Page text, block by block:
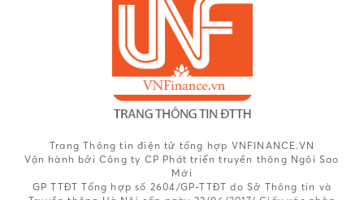
Trang Thông tin điện tử tổng hợp VNFINANCE.VN
Vận hành bởi Công ty CP Phát triển truyền thông Ngôi Sao
Mới
GP TTĐT Tổng hợp số 2604/GP-TTĐT do Sở Thông tin và